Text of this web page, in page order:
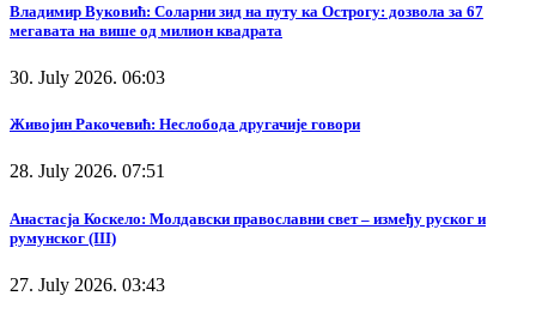
Владимир Вуковић: Соларни зид на путу ка Острогу: дозвола за 67
мегавата на више од милион квадрата
30. July 2026. 06:03
Живојин Ракочевић: Неслобода другачије говори
28. July 2026. 07:51
Анастасја Коскело: Молдавски православни свет – између руског и
румунског (III)
27. July 2026. 03:43